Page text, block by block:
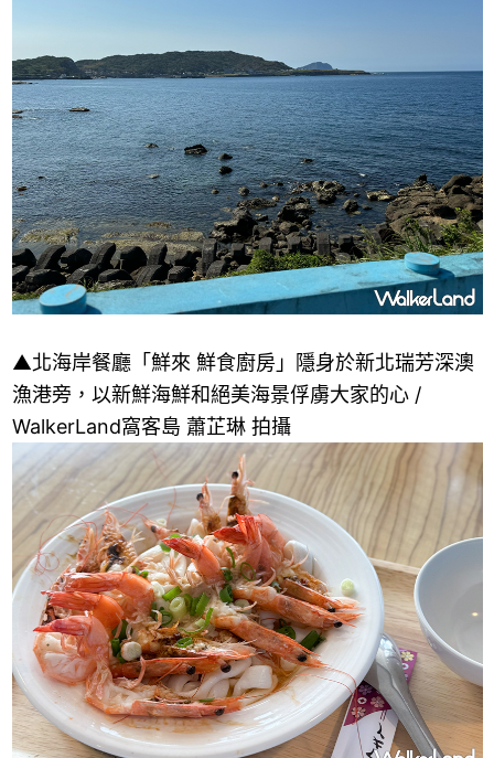
▲北海岸餐廳「鮮來 鮮食廚房」隱身於新北瑞芳深澳
漁港旁，以新鮮海鮮和絕美海景俘虜大家的心 /
WalkerLand窩客島 蕭芷琳 拍攝